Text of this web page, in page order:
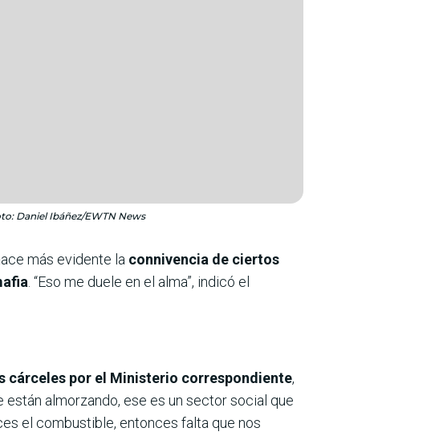
Daniel Ibáñez/EWTN News
más evidente la connivencia de ciertos
. “Eso me duele en el alma”, indicó el
cárceles por el Ministerio correspondiente,
almorzando, ese es un sector social que
el combustible, entonces falta que nos